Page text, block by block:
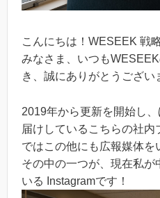
こんにちは！WESEEK 戦
みなさま、いつも
き、誠にありがとうござい
2019年から更新を開始し
届けしているこちらの社
ではこの他にも広報媒体を
その中の一つが、現在私が
いる Instagramです！